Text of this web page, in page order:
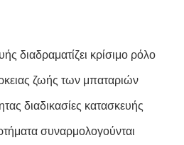
διαδραματίζει κρίσιμο ρόλο
ζωής των μπαταριών
διαδικασίες κατασκευής
συναρμολογούνται